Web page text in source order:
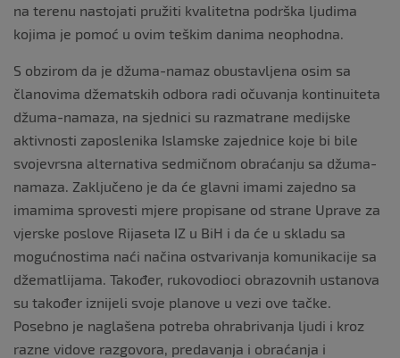
na terenu nastojati pružiti kvalitetna podrška ljudima
kojima je pomoć u ovim teškim danima neophodna.
S obzirom da je džuma-namaz obustavljena osim sa
članovima džematskih odbora radi očuvanja kontinuiteta
džuma-namaza, na sjednici su razmatrane medijske
aktivnosti zaposlenika Islamske zajednice koje bi bile
svojevrsna alternativa sedmičnom obraćanju sa džuma-
namaza. Zaključeno je da će glavni imami zajedno sa
imamima sprovesti mjere propisane od strane Uprave za
vjerske poslove Rijaseta IZ u BiH i da će u skladu sa
mogućnostima naći načina ostvarivanja komunikacije sa
džematlijama. Također, rukovodioci obrazovnih ustanova
su također iznijeli svoje planove u vezi ove tačke.
Posebno je naglašena potreba ohrabrivanja ljudi i kroz
razne vidove razgovora, predavanja i obraćanja i